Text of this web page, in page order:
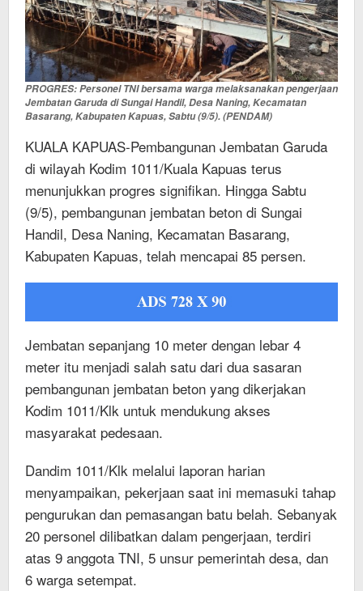
PROGRES: Personel TNI bersama warga melaksanakan pengerjaan
Jembatan Garuda di Sungai Handil, Desa Naning, Kecamatan
Basarang, Kabupaten Kapuas, Sabtu (9/5). (PENDAM)
KUALA KAPUAS-Pembangunan Jembatan Garuda
di wilayah Kodim 1011/Kuala Kapuas terus
menunjukkan progres signifikan. Hingga Sabtu
(9/5), pembangunan jembatan beton di Sungai
Handil, Desa Naning, Kecamatan Basarang,
Kabupaten Kapuas, telah mencapai 85 persen.
Jembatan sepanjang 10 meter dengan lebar 4
meter itu menjadi salah satu dari dua sasaran
pembangunan jembatan beton yang dikerjakan
Kodim 1011/Klk untuk mendukung akses
masyarakat pedesaan.
Dandim 1011/Klk melalui laporan harian
menyampaikan, pekerjaan saat ini memasuki tahap
pengurukan dan pemasangan batu belah. Sebanyak
20 personel dilibatkan dalam pengerjaan, terdiri
atas 9 anggota TNI, 5 unsur pemerintah desa, dan
6 warga setempat.